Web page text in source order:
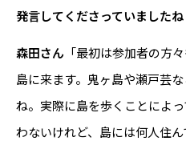
発言してくださっていましたね
森田さん 「最初は参加者の方
島に来ます。鬼ヶ島や瀬戸芸
ね。実際に島を歩くことによ
わないけれど、島には何人住